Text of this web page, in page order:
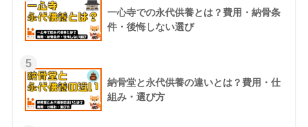
一心寺での永代供養とは？費用・納骨条
件・後悔しない選び
5
納骨堂と永代供養の違いとは？費用・仕
組み・選び方